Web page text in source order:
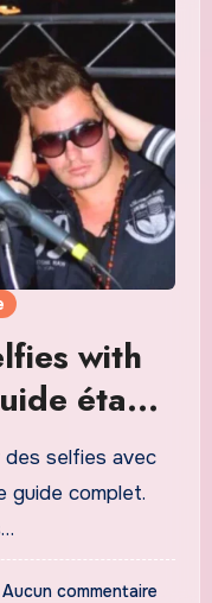
with
étape
résultats
des selfies avec
guide complet.
Aucun commentaire